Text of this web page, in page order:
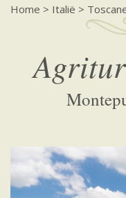
Home > Italië >